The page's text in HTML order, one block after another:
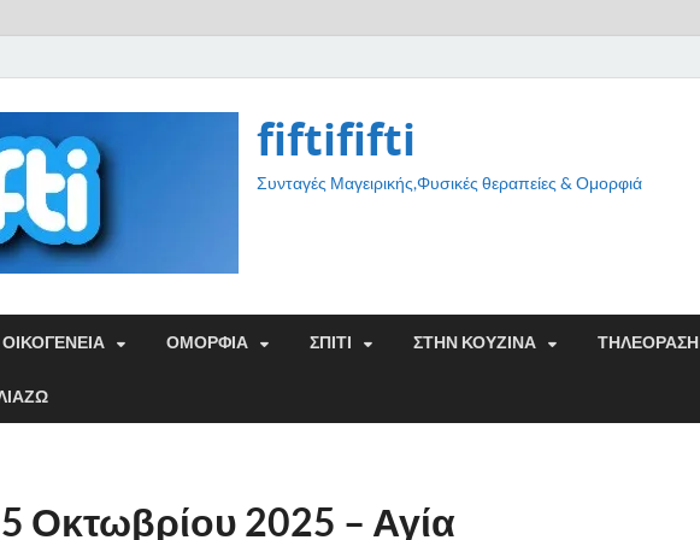
fiftififti
Συνταγές Μαγειρικής,Φυσικές θεραπείες & Ομορφιά
ΟΙΚΟΓΕΝΕΙΑ ΟΜΟΡΦΙΑ ΣΠΙΤΙ ΣΤΗΝ ΚΟΥΖΙΝΑ ΤΗΛΕΟΡΑΣΗ
Οκτωβρίου 2025 – Αγία